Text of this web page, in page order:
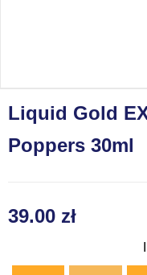
Liquid Gold
Poppers 30ml
39.00 zł